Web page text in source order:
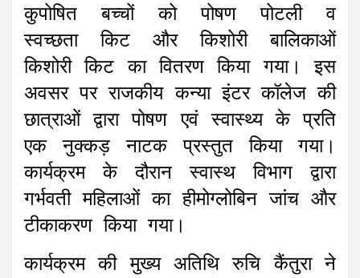
कुपोषित बच्चों को पोषण पोटली व
स्वच्छता किट और किशोरी बालिकाओं
किशोरी किट का वितरण किया गया। इस
अवसर पर राजकीय कन्या इंटर कॉलेज की
छात्राओं द्वारा पोषण एवं स्वास्थ्य के प्रति
एक नुक्कड़ नाटक प्रस्तुत किया गया।
कार्यक्रम के दौरान स्वास्थ विभाग द्वारा
गर्भवती महिलाओं का हीमोग्लोबिन जांच और
टीकाकरण किया गया।
कार्यक्रम की मुख्य अतिथि रुचि कैंतुरा ने